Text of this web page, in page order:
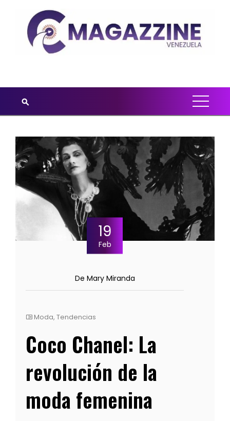
19
Feb
De Mary Miranda
Moda, Tendencias
Coco Chanel: La
revolución de la
moda femenina